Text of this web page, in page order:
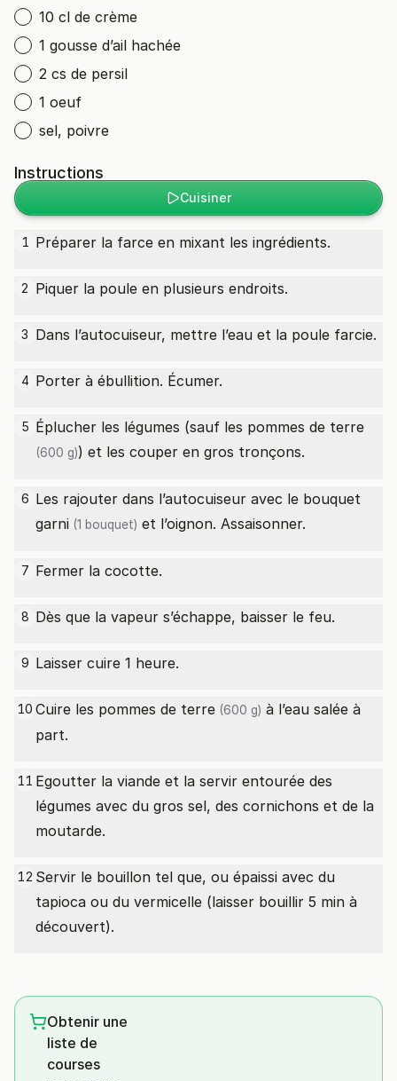
10 cl de crème
1 gousse d’ail hachée
2 cs de persil
1 oeuf
sel, poivre
Instructions
Cuisiner
1 Préparer la farce en mixant les ingrédients.
2 Piquer la poule en plusieurs endroits.
3 Dans l’autocuiseur, mettre l’eau et la poule farcie.
4 Porter à ébullition. Écumer.
5 Éplucher les légumes (sauf les pommes de terre
(600 g)) et les couper en gros tronçons.
6 Les rajouter dans l’autocuiseur avec le bouquet
garni (1 bouquet) et l’oignon. Assaisonner.
7 Fermer la cocotte.
8 Dès que la vapeur s’échappe, baisser le feu.
9 Laisser cuire 1 heure.
10 Cuire les pommes de terre (600 g) à l’eau salée à
part.
11 Egoutter la viande et la servir entourée des
légumes avec du gros sel, des cornichons et de la
moutarde.
12 Servir le bouillon tel que, ou épaissi avec du
tapioca ou du vermicelle (laisser bouillir 5 min à
découvert).
Obtenir une
liste de
courses